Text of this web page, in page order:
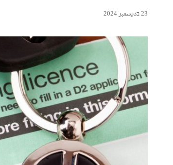
23 בديسمبر 2024